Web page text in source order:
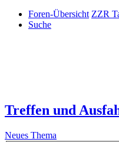
Foren-Übersicht ZZR
Suche
Treffen und
Neues Thema